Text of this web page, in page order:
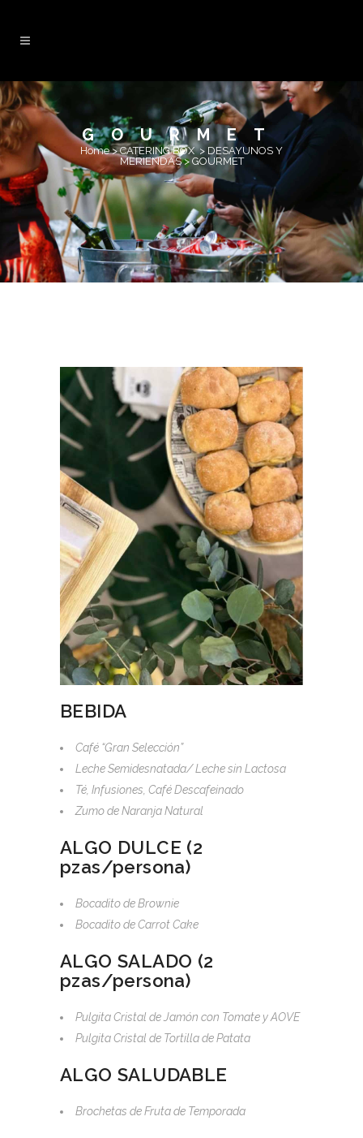
GOURMET
Home>CATERING BOX > DESAYUNOS Y
MERIENDAS>GOURMET
BEBIDA
Café “Gran Selección”
Leche Semidesnatada/ Leche sin Lactosa
Té, Infusiones, Café Descafeinado
Zumo de Naranja Natural
ALGO DULCE (2
pzas/persona)
Bocadito de Brownie
Bocadito de Carrot Cake
ALGO SALADO (2
pzas/persona)
Pulgita Cristal de Jamón con Tomate y AOVE
Pulgita Cristal de Tortilla de Patata
ALGO SALUDABLE
Brochetas de Fruta de Temporada